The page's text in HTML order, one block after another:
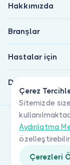
Çerez
Sitemizde
Aydınlatma
Çerezleri
Hakkımızda
Branşlar
Hastalar için
Doktorlar için